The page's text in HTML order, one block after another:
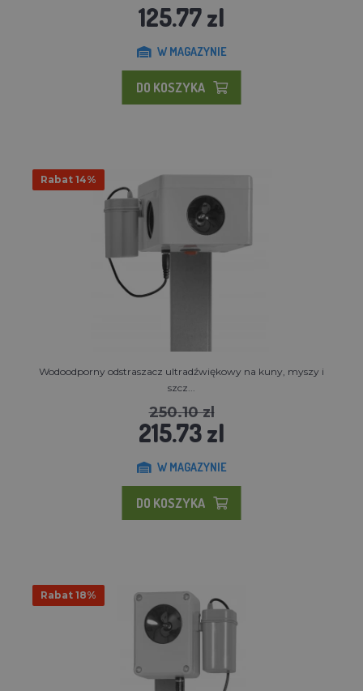
125.77 zl
W MAGAZYNIE
DO KOSZYKA
Rabat 14%
Wodoodporny odstraszacz ultradźwiękowy na kuny, myszy i
szcz...
250.10 zl
215.73 zl
W MAGAZYNIE
DO KOSZYKA
Rabat 18%